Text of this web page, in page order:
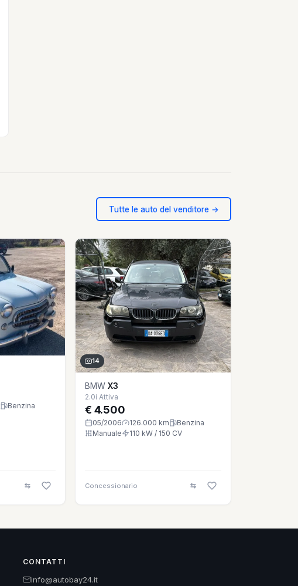
Tutte le auto del venditore →
Benzina
14
BMW X3
2.0i Attiva
€ 4.500
05/2006 126.000 km
Benzina
Manuale
110 kW / 150 CV
Concessionario
CONTATTI
info@autobay24.it